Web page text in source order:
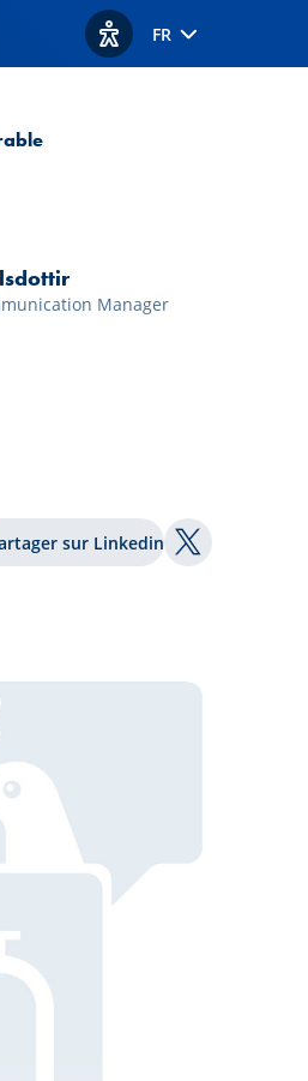
Afficher les options
FR
Manager
sur Linkedin Partager sur